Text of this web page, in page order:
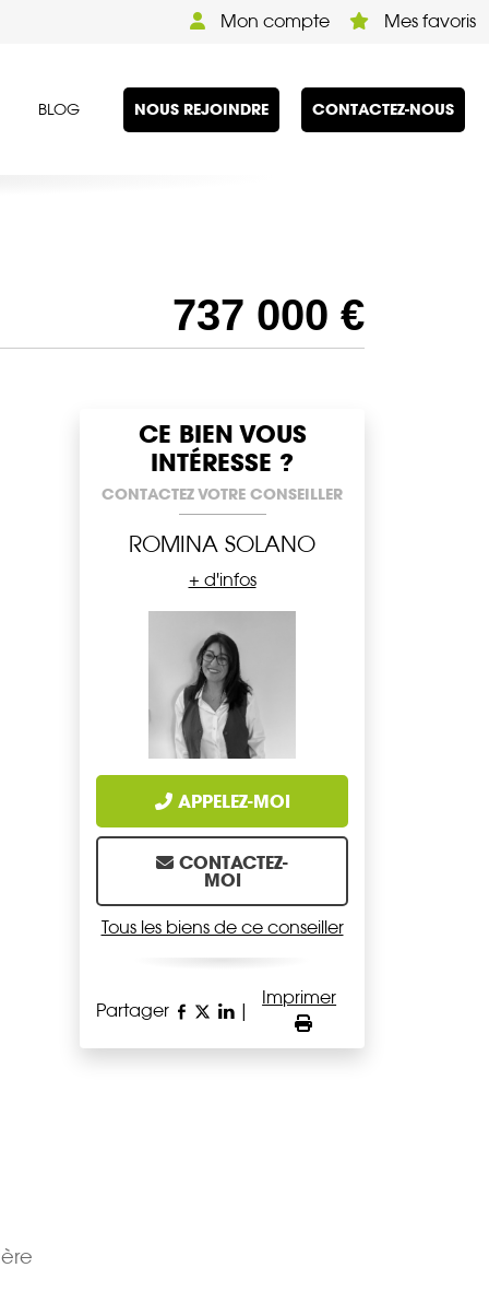
Mon compte Mes favoris
BLOG NOUS REJOINDRE CONTACTEZ-NOUS
737 000 €
CE BIEN VOUS
INTÉRESSE ?
CONTACTEZ VOTRE CONSEILLER
ROMINA SOLANO
+ d'infos
APPELEZ-MOI
CONTACTEZ-
MOI
Tous les biens de ce conseiller
Partager
Imprimer